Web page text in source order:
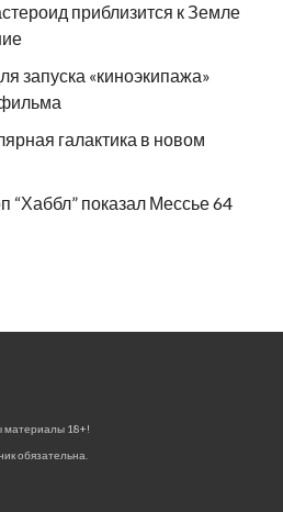
приблизится к Земле
запуска «киноэкипажа»
галактика в новом
“Хаббл” показал Мессье 64
материалы 18+!
обязательна.